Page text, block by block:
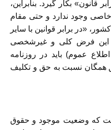
قانون» بکار گیرد. بنابراین،
خاصی وجود ندارد و حتی مقام
«در برابر قوانین با سایر
این فرض کلی و غیرشخصی
عموم) باید در روزنامه
همگان نسبت به حق و تکلیف
که وضعیت موجود و حقوق